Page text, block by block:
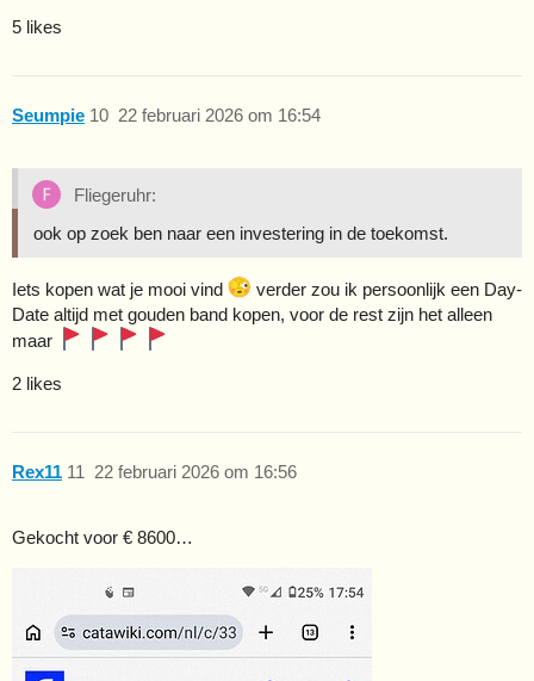
5 likes
Seumpie 22 februari 2026 om 16:54
10
Fliegeruhr:
ook op zoek ben naar een investering in de toekomst.
Iets kopen wat je mooi vind
verder zou ik persoonlijk een Day-
Date altijd met gouden band kopen, voor de rest zijn het alleen
maar
2 likes
Rex11 22 februari 2026 om 16:56
11
Gekocht voor € 8600…